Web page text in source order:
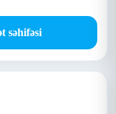
səhifəsi